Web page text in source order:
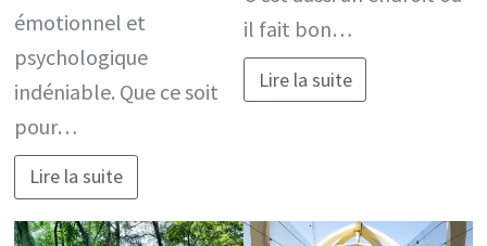
émotionnel et
psychologique
indéniable. Que ce soit
pour…
Lire la suite
il fait bon…
Lire la suite